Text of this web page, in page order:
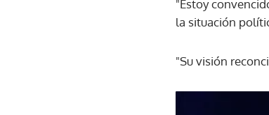
"Estoy
la situación
"Su visión